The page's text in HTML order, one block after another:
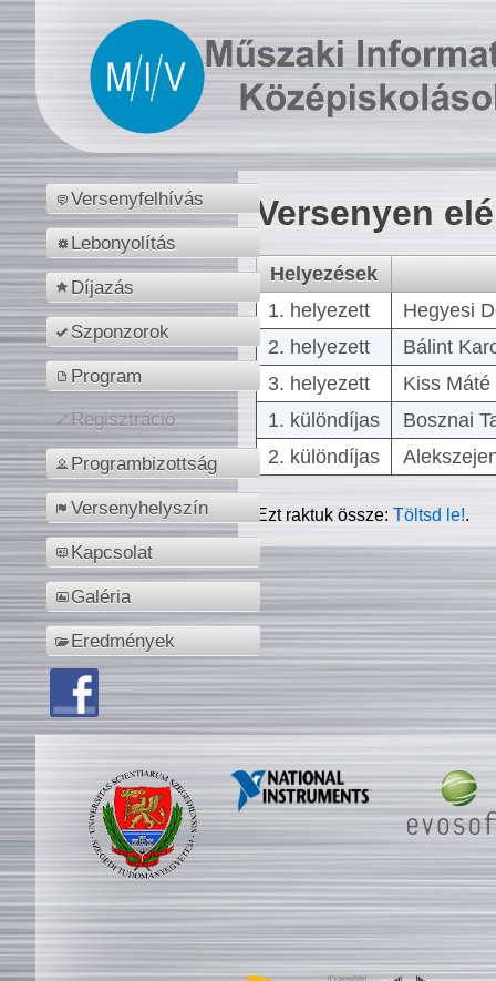
Versenyfelhívás
Lebonyolítás
Díjazás
Szponzorok
Program
Regisztráció
Programbizottság
Versenyhelyszín
Kapcsolat
Galéria
Eredmények
Versenyen
Helyezések
1. helyezett
Hegyesi
2. helyezett
Bálint
3. helyezett
Kiss
1. különdíjas
Bosznai
2. különdíjas
Ezt raktuk össze:Töltsd le!.